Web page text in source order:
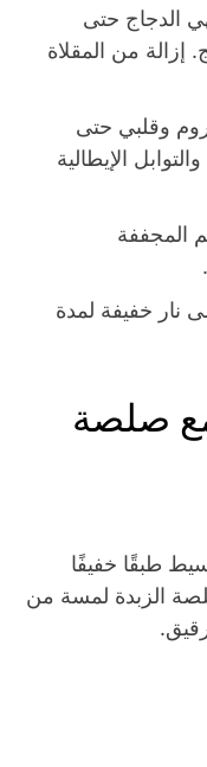
الدجاج حتى
إزالة من المقلاة
وقلبي حتى
الإيطالية
المجففة
نار خفيفة لمدة
صلصة
طبقًا خفيفًا
الزبدة لمسة من